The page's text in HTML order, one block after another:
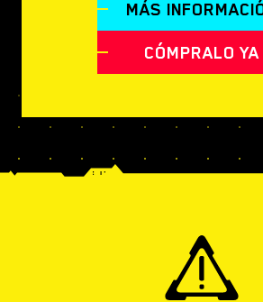
MÁS
CÓMPRALO YA